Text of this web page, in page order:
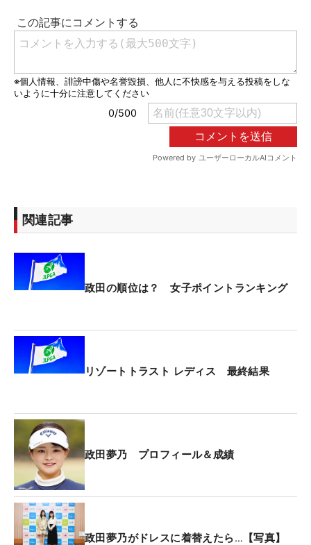
関連記事
政田の順位は？ 女子ポイントランキング
リゾートトラスト レディス 最終結果
政田夢乃 プロフィール＆成績
政田夢乃がドレスに着替えたら…【写真】